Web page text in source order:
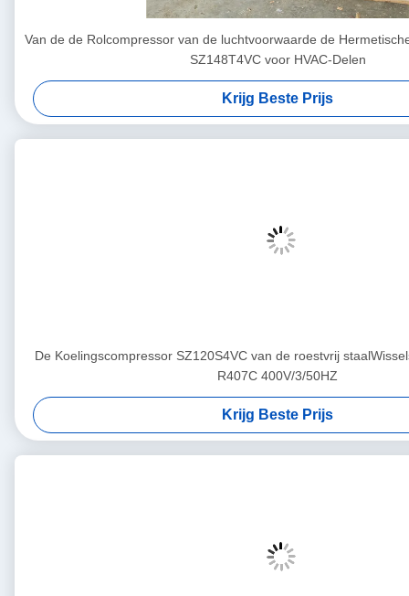
Van de de Rolcompressor van de luchtvoorwaarde de
SZ148T4VC voor HVAC-Delen
Krijg Beste Prijs
De Koelingscompressor SZ120S4VC van de roestvrij
R407C 400V/3/50HZ
Krijg Beste Prijs